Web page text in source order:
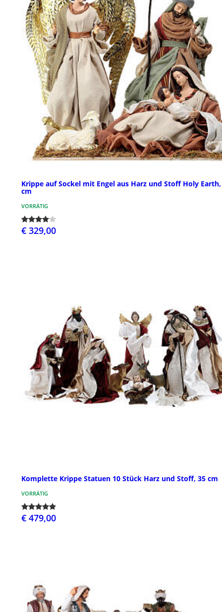
Krippe auf Sockel mit Engel aus Harz und Stoff Holy Earth,
cm
VORRÄTIG
€ 329,00
Komplette Krippe Statuen 10 Stück Harz und Stoff, 35 cm
VORRÄTIG
€ 479,00